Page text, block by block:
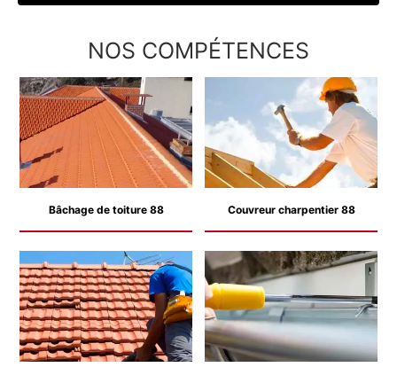
NOS COMPÉTENCES
Bâchage de toiture 88 Couvreur charpentier 88